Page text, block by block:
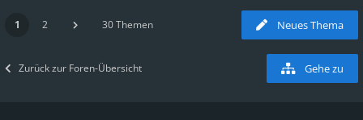
Neues Thema
1 2 30 Themen
Zurück zur Foren-Übersicht Gehe zu